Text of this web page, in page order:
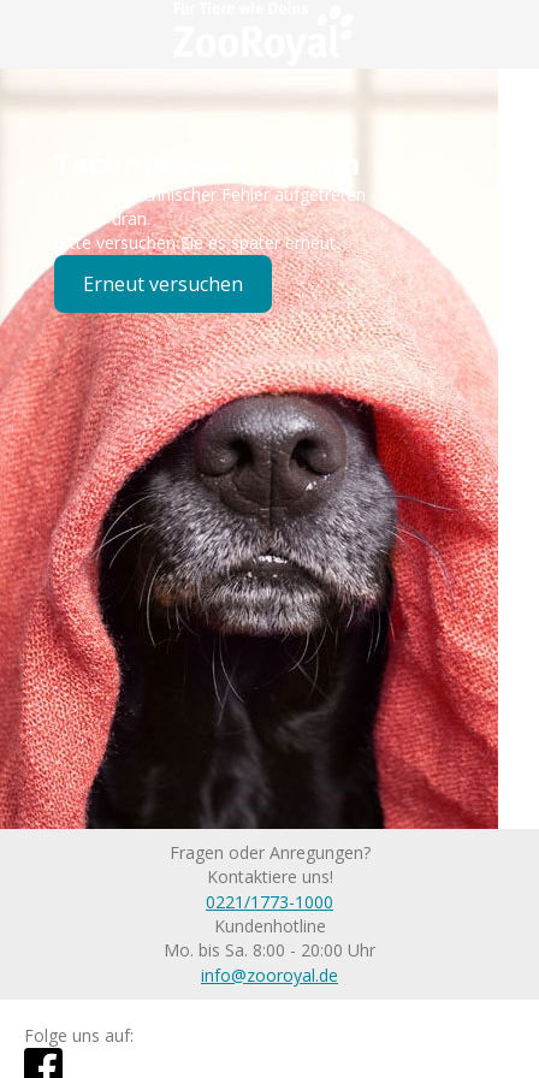
Technisches Problem
Es ist ein technischer Fehler aufgetreten – wir sind
bereits dran.
Bitte versuchen Sie es später erneut.
Erneut versuchen
Fragen oder Anregungen?
Kontaktiere uns!
0221/1773-1000
Kundenhotline
Mo. bis Sa. 8:00 - 20:00 Uhr
info@zooroyal.de
Folge uns auf: